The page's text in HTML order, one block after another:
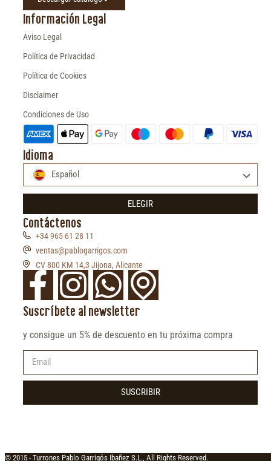
Información Legal
Aviso Legal
Política de Privacidad
Política de Cookies
Disclaimer
Condiciones de Uso
Idioma
Español
ELEGIR
Contáctenos
+34 965 61 28 11
ventas@pablogarrigos.com
CV 800 KM 14,3 Jijona, Alicante
Suscríbete al newsletter
y consigue un 5% de descuento en tu próxima compra
SUSCRIBIR
© 2015 - Turrones Pablo Garrigós Ibañez S.L., All Rights Reserved.